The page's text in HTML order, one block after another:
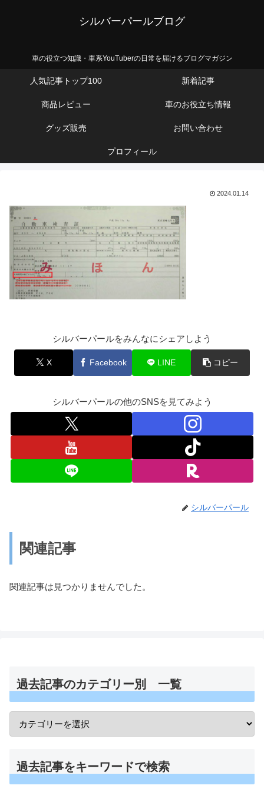
シルバーパールブログ
車の役立つ知識・車系YouTuberの日常を届けるブログマガジン
人気記事トップ100 新着記事
商品レビュー 車のお役立ち情報
グッズ販売 お問い合わせ
プロフィール
2024.01.14
シルバーパールをみんなにシェアしよう
X Facebook LINE コピー
シルバーパールの他のSNSを見てみよう
シルバーパール
関連記事
関連記事は見つかりませんでした。
過去記事のカテゴリー別 一覧
過去記事をキーワードで検索